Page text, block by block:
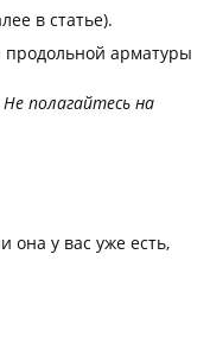
в статье).
продольной арматуры
полагайтесь на
она у вас уже есть,